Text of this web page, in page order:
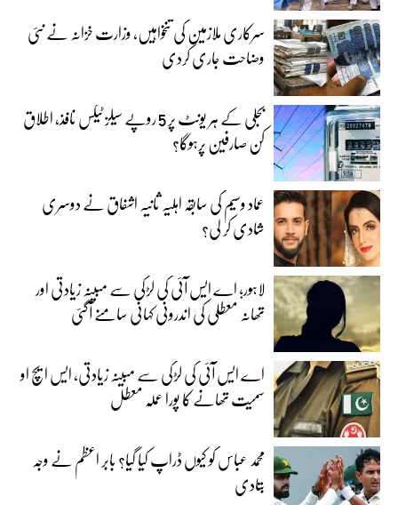
سرکاری ملازمین کی تنخواہیں، وزارت خزانہ نے نئی
وضاحت جاری کردی
بجلی کے ہر یونٹ پر 5 روپے سیلز ٹیکس نافذ، اطلاق
کن صارفین پرہوگا؟
عماد وسیم کی سابقہ اہلیہ ثانیہ اشفاق نے دوسری
شادی کر لی؟
لاہور؛ اے ایس آئی کی لڑکی سے مبینہ زیادتی اور
تھانہ معطلی کی اندرونی کہانی سامنے آگئی
اے ایس آئی کی لڑکی سے مبینہ زیادتی، ایس ایچ او
سمیت تھانے کا پورا عملہ معطل
محمد عباس کو کیوں ڈراپ کیا گیا؟ بابر اعظم نے وجہ
بتادی